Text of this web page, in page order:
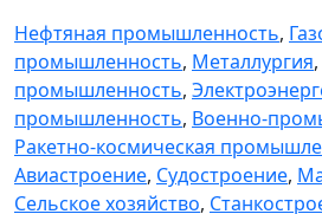
Нефтяная промышленность,
промышленность, Металлургия,
промышленность,
промышленность, Военно-
Ракетно-космическая
Авиастроение, Судостроение,
Сельское хозяйство,